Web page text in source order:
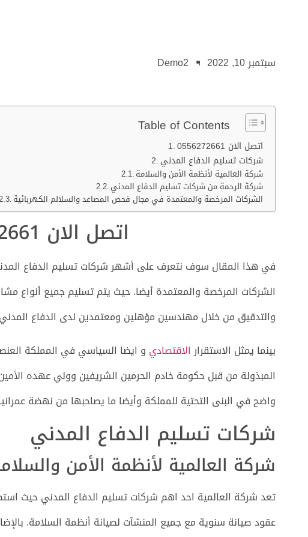
سبتمبر 10, 2022 Demo2
Table of Contents
اتصل الان 0556272661
شركات تسليم الدفاع المدني
شركة العالمية لأنظمة الأمن والسلامة
شركة الرحمة من شركات تسليم الدفاع المدني
​الشركات المرخصة والمعتمدة في مجال فحص المصاعد والسلالم الكهربائية
اتصل الان 0556272661
في هذا المقال سوف نتعرف على أشهر شركات تسليم الدفاع
الشركات المرخصة والمعتمدة أيضا. حيث يتم تسليم جميع أنواع
والتدقيق من خلال مهندسين مؤهلين ومعتمدين لدى الدفاع
بينما يمثل الاستقرارالاقتصادي و ايضا السياسي في المملكة
المبذولة من قبل حكومة خادم الحرمين الشريفين وولي عهده
واضح في البنى التحتية للمملكة وأيضا ما يصاحبها من نهضة
شركات تسليم الدفاع المدني
شركة العالمية لأنظمة الأمن
تعد شركة العالمية احد اهم شركات تسليم الدفاع المدني حيث
عقود صيانة سنوية مع جميع المنشآت لصيانة أنظمة السلامة.